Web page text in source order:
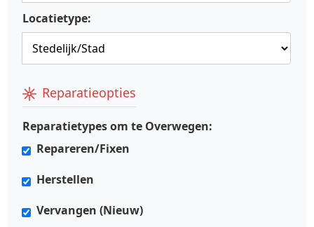
Locatietype:
Reparatieopties
Reparatietypes om te Overwegen:
Repareren/Fixen
Herstellen
Vervangen (Nieuw)